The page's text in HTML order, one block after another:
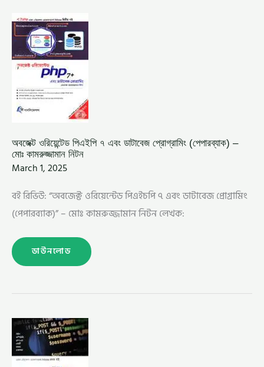
অবজেক্ট ওরিয়েন্টেড পিএইপি ৭ এবং ডাটাবেজ প্রোগ্রামিং (পেপারব্যাক) –
মোঃ কামরুজ্জামান নিটন
March 1, 2025
বই রিভিউ: “অবজেক্ট ওরিয়েন্টেড পিএইচপি ৭ এবং ডাটাবেজ প্রোগ্রামিং
(পেপারব্যাক)” – মোঃ কামরুজ্জামান নিটন লেখক:
অবজেক্ট
ওরিয়েন্টেড
পিএইপি
৭
এবং
ডাটাবেজ
প্রোগ্রামিং (পেপারব্যাক)
–
মোঃ
কামরুজ্জামান
নিটন
ডাউনলোড
সবার
জন্য
পি
এইচ
পি
৭